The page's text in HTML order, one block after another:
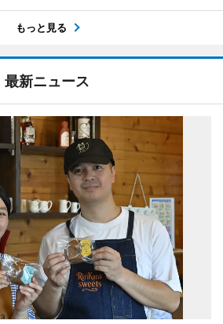
もっと見る
最新ニュース